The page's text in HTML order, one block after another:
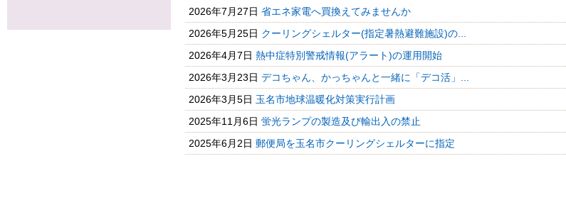
2026年7月27日 省エネ家電へ買換えてみませんか
2026年5月25日 クーリングシェルター(指定暑熱避難施設)の...
2026年4月7日 熱中症特別警戒情報(アラート)の運用開始
2026年3月23日 デコちゃん、かっちゃんと一緒に「デコ活」...
2026年3月5日 玉名市地球温暖化対策実行計画
2025年11月6日 蛍光ランプの製造及び輸出入の禁止
2025年6月2日 郵便局を玉名市クーリングシェルターに指定